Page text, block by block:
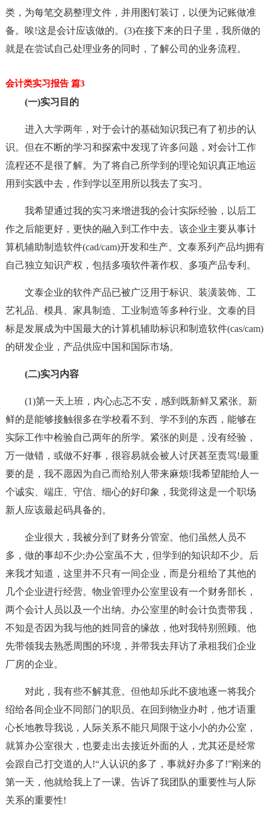
类，为每笔交易整理文件，并用图钉装订，以便为记账做准
备。唉!这是会计应该做的。(3)在接下来的日子里，我所做的
就是在尝试自己处理业务的同时，了解公司的业务流程。
会计类实习报告 篇3
(一)实习目的
进入大学两年，对于会计的基础知识我已有了初步的认
识。但在不断的学习和探索中发现了许多问题，对会计工作
流程还不是很了解。为了将自己所学到的理论知识真正地运
用到实践中去，作到学以至用所以我去了实习。
我希望通过我的实习来增进我的会计实际经验，以后工
作之后能更好，更快的融入到工作中去。该企业主要从事计
算机辅助制造软件(cad/cam)开发和生产。文泰系列产品均拥有
自己独立知识产权，包括多项软件著作权、多项产品专利。
文泰企业的软件产品已被广泛用于标识、装潢装饰、工
艺礼品、模具、家具制造、工业制造等多种行业。文泰的目
标是发展成为中国最大的计算机辅助标识和制造软件(cas/cam)
的研发企业，产品供应中国和国际市场。
(二)实习内容
(1)第一天上班，内心忐忑不安，感到既新鲜又紧张。新
鲜的是能够接触很多在学校看不到、学不到的东西，能够在
实际工作中检验自己两年的所学。紧张的则是，没有经验，
万一做错，或做不好事，很容易就会被人讨厌甚至责骂!最重
要的是，我不愿因为自己而给别人带来麻烦!我希望能给人一
个诚实、端庄、守信、细心的好印象，我觉得这是一个职场
新人应该最起码具备的。
企业很大，我被分到了财务分管室。他们虽然人员不
多，做的事却不少;办公室虽不大，但学到的知识却不少。后
来我才知道，这里并不只有一间企业，而是分租给了其他的
几个企业进行经营。物业管理办公室里设有一个财务部长，
两个会计人员以及一个出纳。办公室里的时会计负责带我，
不知是否因为我与他的姓同音的缘故，他对我特别照顾。他
先带领我去熟悉周围的环境，并带我去拜访了承租我们企业
厂房的企业。
对此，我有些不解其意。但他却乐此不疲地逐一将我介
绍给各间企业不同部门的职员。在回到物业办时，他才语重
心长地教导我说，人际关系不能只局限于这小小的办公室，
就算办公室很大，也要走出去接近外面的人，尤其还是经常
会跟自己打交道的人!“人认识的多了，事就好办多了!”刚来的
第一天，他就给我上了一课。告诉了我团队的重要性与人际
关系的重要性!